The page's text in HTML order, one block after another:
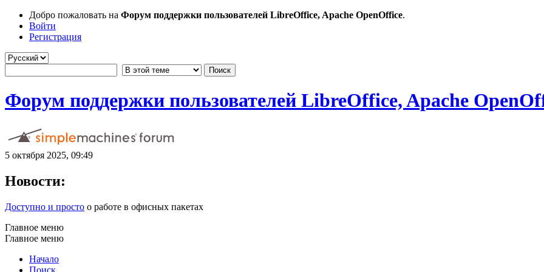
Добро пожаловать на Форум поддержки пользователей LibreOffice, Apache OpenOffice.
Войти
Регистрация
Форум поддержки пользователей LibreOffice, Apache
5 октября 2025, 09:49
Новости:
Доступно и просто о работе в офисных пакетах
Главное меню
Главное меню
Начало
Поиск